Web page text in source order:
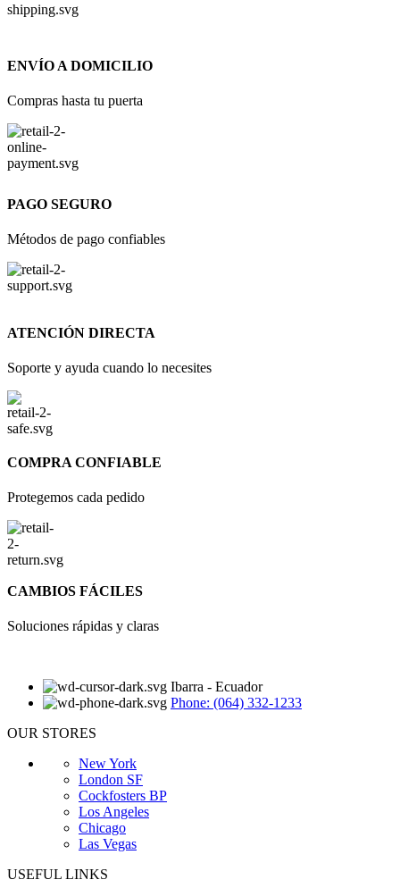
ENVÍO A DOMICILIO
Compras hasta tu puerta
PAGO SEGURO
Métodos de pago confiables
ATENCIÓN DIRECTA
Soporte y ayuda cuando lo necesites
COMPRA CONFIABLE
Protegemos cada pedido
CAMBIOS FÁCILES
Soluciones rápidas y claras
Ibarra - Ecuador
Phone: (064) 332-1233
OUR STORES
New York
London SF
Cockfosters BP
Los Angeles
Chicago
Las Vegas
USEFUL LINKS